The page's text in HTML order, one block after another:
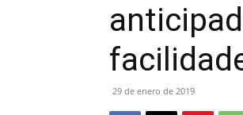
29 de enero de 2019